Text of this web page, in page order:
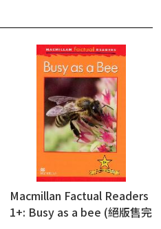
Macmillan Factual Readers
1+: Busy as a bee (絕版售完